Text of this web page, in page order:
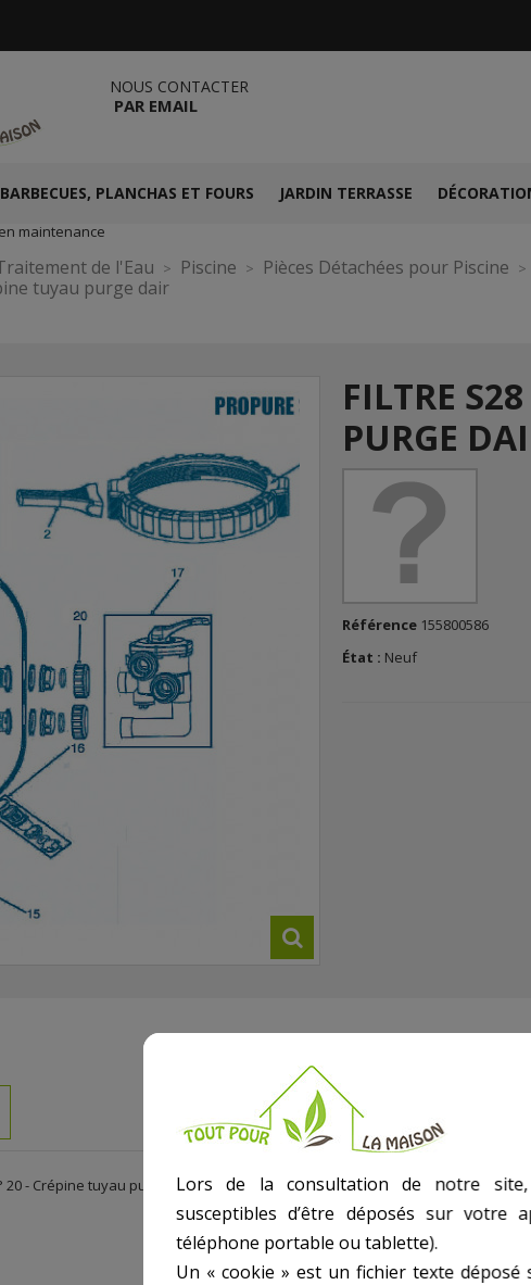
NOUS CONTACTER
PAR EMAIL
BARBECUES, PLANCHAS ET FOURS JARDIN TERRASSE
de l'Eau Piscine Pièces Détachées pour Piscine
tuyau purge dair
FILTRE
PURGE
Référence 155800586
État : Neuf
20 - Crépine tuyau purge d'airLors de la consultation de notre
susceptibles d’être déposés sur votre
téléphone portable ou tablette).
Un « cookie » est un fichier texte